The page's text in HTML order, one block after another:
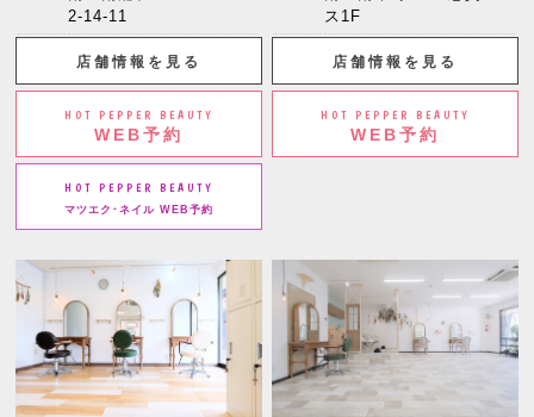
2-14-11
店舗情報を見る
HOT PEPPER BEAUTY
WEB予約
HOT PEPPER BEAUTY
マツエク･ネイル WEB予約
ス1F
店舗情報を見る
HOT PEPPER BEAUTY
WEB予約